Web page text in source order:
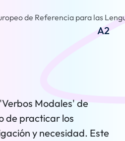
de Referencia para las
A2
Modales' de
de practicar los
y necesidad. Este